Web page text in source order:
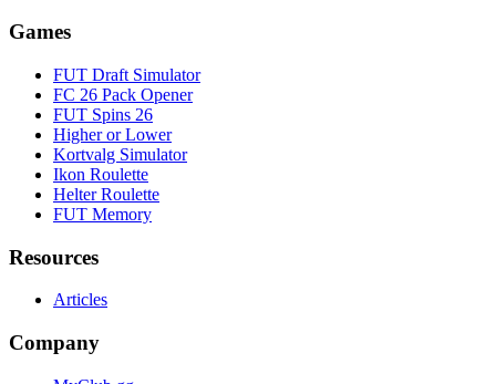
Games
FUT Draft Simulator
FC 26 Pack Opener
FUT Spins 26
Higher or Lower
Kortvalg Simulator
Ikon Roulette
Helter Roulette
FUT Memory
Resources
Articles
Company